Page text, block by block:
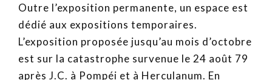
Outre l’exposition permanente, un espace est
dédié aux expositions temporaires.
L’exposition proposée jusqu’au mois d’octobre
est sur la catastrophe survenue le 24 août 79
après J.C. à Pompéi et à Herculanum. En